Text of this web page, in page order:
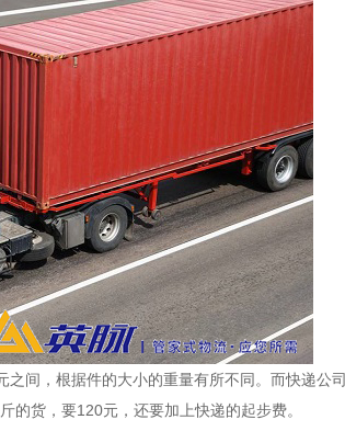
间，根据件的大小的重量有所不同。而快递公司
的货，要120元，还要加上快递的起步费。